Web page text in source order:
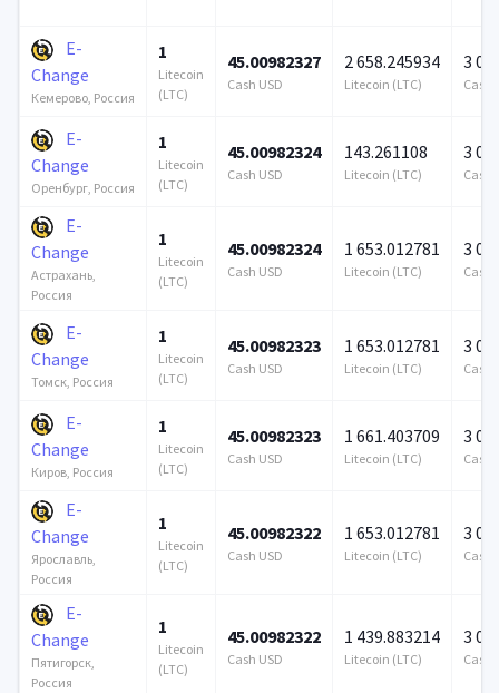
E-
Change
Кемерово, Россия
1
Litecoin
(LTC)
45.00982327
Cash USD
2 658.245934
Litecoin (LTC)
3
Cash
E-
Change
Оренбург, Россия
1
Litecoin
(LTC)
45.00982324
Cash USD
143.261108
Litecoin (LTC)
3
Cash
E-
Change
Астрахань,
Россия
1
Litecoin
(LTC)
45.00982324
Cash USD
1 653.012781
Litecoin (LTC)
3
Cash
E-
Change
Томск, Россия
1
Litecoin
(LTC)
45.00982323
Cash USD
1 653.012781
Litecoin (LTC)
3
Cash
E-
Change
Киров, Россия
1
Litecoin
(LTC)
45.00982323
Cash USD
1 661.403709
Litecoin (LTC)
3
Cash
E-
Change
Ярославль,
Россия
1
Litecoin
(LTC)
45.00982322
Cash USD
1 653.012781
Litecoin (LTC)
3
Cash
E-
Change
Пятигорск,
Россия
1
Litecoin
(LTC)
45.00982322
Cash USD
1 439.883214
Litecoin (LTC)
3
Cash